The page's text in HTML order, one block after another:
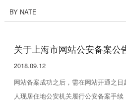
BY NATE
关于上海市网站公安备案公
2018.09.12
网站备案成功之后，需在网站开通之
人现居住地公安机关履行公安备案手续